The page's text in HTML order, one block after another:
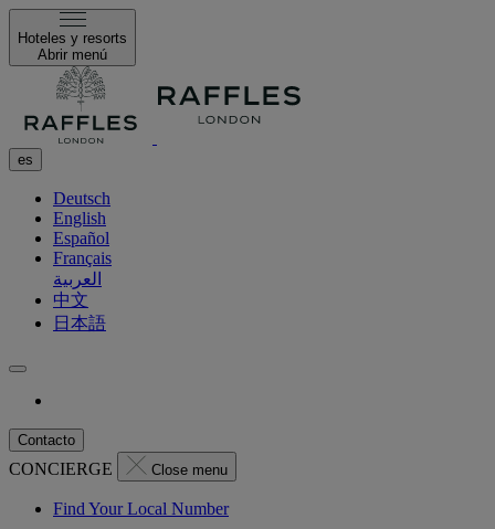
Hoteles y resorts
Abrir menú
es
Deutsch
English
Español
Français
العربية
中文
日本語
Contacto
CONCIERGE Close menu
Find Your Local Number